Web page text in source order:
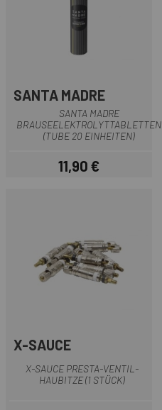
SANTA MADRE
SANTA MADRE
BRAUSEELEKTROLYTTABLETTEN
(TUBE 20 EINHEITEN)
Preis
11,90 €
X-SAUCE
X-SAUCE PRESTA-VENTIL-
HAUBITZE (1 STÜCK)